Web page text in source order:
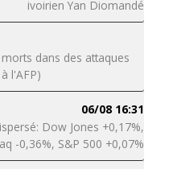
ivoirien Yan Diomandé
dans des attaques
l'AFP)
06/08 16:31
Dow Jones +0,17%,
-0,36%, S&P 500 +0,07%